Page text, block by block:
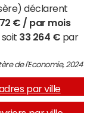
déclarent
€ / par mois
33 264 € par
de l'Economie, 2024
par ville